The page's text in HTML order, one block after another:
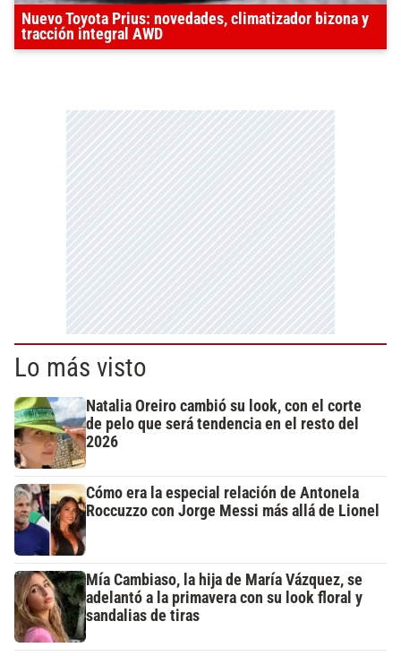
Nuevo Toyota Prius: novedades, climatizador bizona y
tracción integral AWD
Lo más visto
Natalia Oreiro cambió su look, con el corte
de pelo que será tendencia en el resto del
2026
Cómo era la especial relación de Antonela
Roccuzzo con Jorge Messi más allá de Lionel
Mía Cambiaso, la hija de María Vázquez, se
adelantó a la primavera con su look floral y
sandalias de tiras